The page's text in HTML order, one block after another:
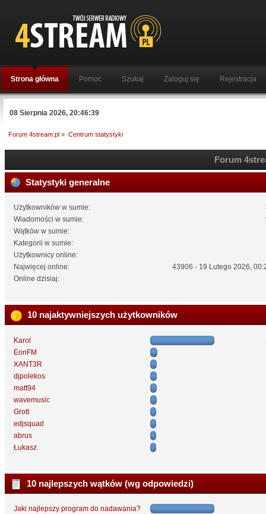
Strona główna Pomoc Szukaj Zaloguj się Rejestracja
08 Sierpnia 2026, 20:46:39
Forum 4stream.pl » Centrum statystyki
Forum
Statystyki generalne
Użytkowników w sumie:
Wiadomości w sumie:
Wątków w sumie:
Kategorii w sumie:
Użytkownicy online:
Najwięcej online:
43906 - 19 Lutego 2026,
Online dzisiaj:
10 najaktywniejszych użytkowników
Karol
EonFM
XANT3R
djpolekos
matt94
wavemusic
Grott
edjsquad
abrus
Łukasz
10 najlepszych wątków (wg odpowiedzi)
Jaki najlepszy program do nadawania?